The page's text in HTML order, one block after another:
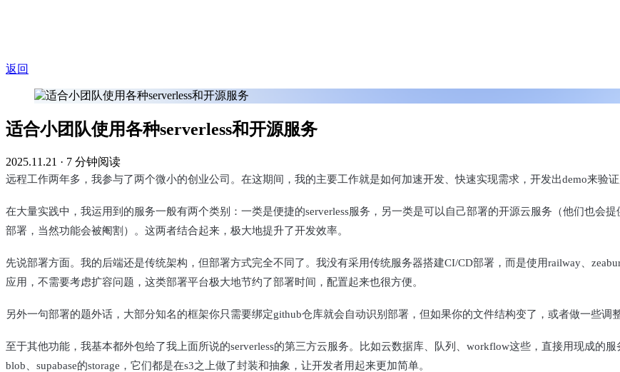
返回
适合小团队使用各种serverless和开源服务
2025.11.21 · 7 分钟阅读
远程工作两年多，我参与了两个微小的创业公司。在这期间，我的主要工作就是如何加速开发、快速实现需求，开发出demo来验证
在大量实践中，我运用到的服务一般有两个类别：一类是便捷的serverless服务，另一类是可以自己部署的开源云服务（他们也会
部署，当然功能会被阉割）。这两者结合起来，极大地提升了开发效率。
先说部署方面。我的后端还是传统架构，但部署方式完全不同了。我没有采用传统服务器搭建CI/CD部署，而是使用railway、
应用，不需要考虑扩容问题，这类部署平台极大地节约了部署时间，配置起来也很方便。
另外一句部署的题外话，大部分知名的框架你只需要绑定github仓库就会自动识别部署，但如果你的文件结构变了，或者做一些调
至于其他功能，我基本都外包给了我上面所说的serverless的第三方云服务。比如云数据库、队列、workflow这些，直接用现成的
blob、supabase的storage，它们都是在s3之上做了封装和抽象，让开发者用起来更加简单。